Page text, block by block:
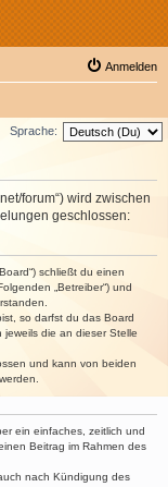
Anmelden
Sprache:
forum“) wird zwischen
geschlossen:
schließt du einen
„Betreiber“) und
so darfst du das Board
die an dieser Stelle
und kann von beiden
ein einfaches, zeitlich und
Beitrag im Rahmen des
nach Kündigung des